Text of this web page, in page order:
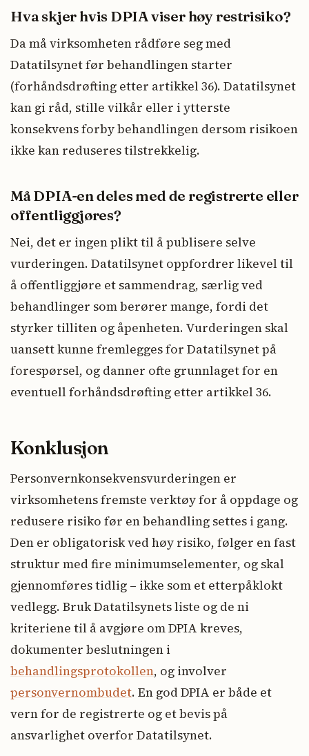
Hva skjer hvis DPIA viser høy restrisiko?
Da må virksomheten rådføre seg med
Datatilsynet før behandlingen starter
(forhåndsdrøfting etter artikkel 36). Datatilsynet
kan gi råd, stille vilkår eller i ytterste
konsekvens forby behandlingen dersom risikoen
ikke kan reduseres tilstrekkelig.
Må DPIA-en deles med de registrerte eller
offentliggjøres?
Nei, det er ingen plikt til å publisere selve
vurderingen. Datatilsynet oppfordrer likevel til
å offentliggjøre et sammendrag, særlig ved
behandlinger som berører mange, fordi det
styrker tilliten og åpenheten. Vurderingen skal
uansett kunne fremlegges for Datatilsynet på
forespørsel, og danner ofte grunnlaget for en
eventuell forhåndsdrøfting etter artikkel 36.
Konklusjon
Personvernkonsekvensvurderingen er
virksomhetens fremste verktøy for å oppdage og
redusere risiko før en behandling settes i gang.
Den er obligatorisk ved høy risiko, følger en fast
struktur med fire minimumselementer, og skal
gjennomføres tidlig – ikke som et etterpåklokt
vedlegg. Bruk Datatilsynets liste og de ni
kriteriene til å avgjøre om DPIA kreves,
dokumenter beslutningen i
behandlingsprotokollen, og involver
personvernombudet. En god DPIA er både et
vern for de registrerte og et bevis på
ansvarlighet overfor Datatilsynet.